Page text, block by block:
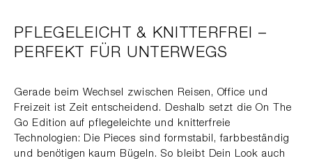
PFLEGELEICHT & KNITTERFREI –
PERFEKT FÜR UNTERWEGS
Gerade beim Wechsel zwischen Reisen, Office und
Freizeit ist Zeit entscheidend. Deshalb setzt die On The
Go Edition auf pflegeleichte und knitterfreie
Technologien: Die Pieces sind formstabil, farbbeständig
und benötigen kaum Bügeln. So bleibt Dein Look auch